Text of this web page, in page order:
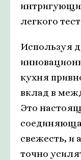
легкого
Используя
кухня
вклад в
Это
свежесть, и
точно